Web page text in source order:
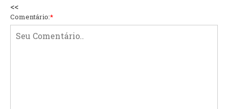
<<
Comentário:*